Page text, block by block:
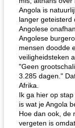
Angola is
langer geteisterd
Angolese
Angolese
mensen doodde
veiligheidsteken
"Geen
3.285 dagen."
Afrika.
Ik ga hier op
is wat je Angola
Hoe dan ook, de
vergeten is